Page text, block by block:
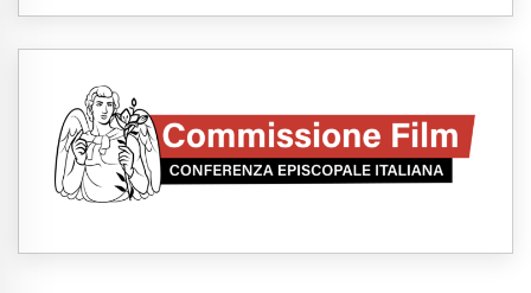
SIGNIS 2026, dare voce alle religiose
Honduras, gli sfollati invisibili di una crisi
dimenticata
07.08.2026
Italia, Antigone: carceri al limite della
Parolin conclude il viaggio in Messico: "La